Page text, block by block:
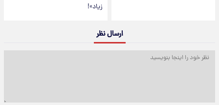
زیاد»!
ارسال نظر